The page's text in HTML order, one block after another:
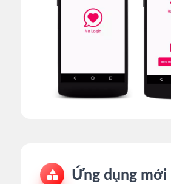
Ứng dụng mới